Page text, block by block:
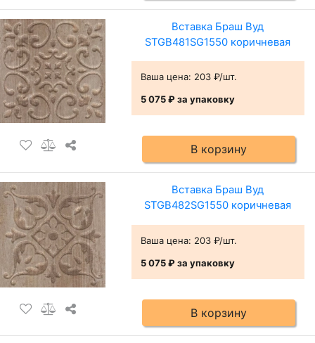
Вставка Браш Вуд
STGB481SG1550 коричневая
Ваша цена: 203 ₽/шт.
5 075 ₽за упаковку
В корзину
Вставка Браш Вуд
STGB482SG1550 коричневая
Ваша цена: 203 ₽/шт.
5 075 ₽за упаковку
В корзину